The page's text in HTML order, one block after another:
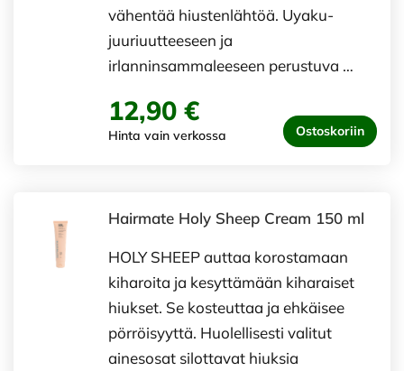
vähentää hiustenlähtöä. Uyaku-
juuriuutteeseen ja
irlanninsammaleeseen perustuva …
12,90 €
Hinta vain verkossa Ostoskoriin
Hairmate Holy Sheep Cream 150 ml
HOLY SHEEP auttaa korostamaan
kiharoita ja kesyttämään kiharaiset
hiukset. Se kosteuttaa ja ehkäisee
pörröisyyttä. Huolellisesti valitut
ainesosat silottavat hiuksia